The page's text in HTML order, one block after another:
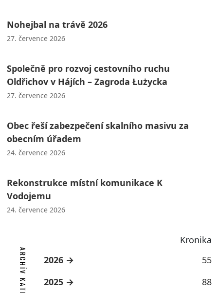
Nohejbal na trávě 2026
27. července 2026
Společně pro rozvoj cestovního ruchu
Oldřichov v Hájích – Zagroda Łużycka
27. července 2026
Obec řeší zabezpečení skalního masivu za
obecním úřadem
24. července 2026
Rekonstrukce místní komunikace K
Vodojemu
24. července 2026
Kronika
2026
55
2025
88